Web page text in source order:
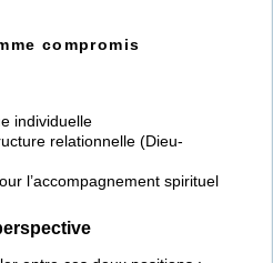
compromis
individuelle
relationnelle (Dieu-
l’accompagnement spirituel